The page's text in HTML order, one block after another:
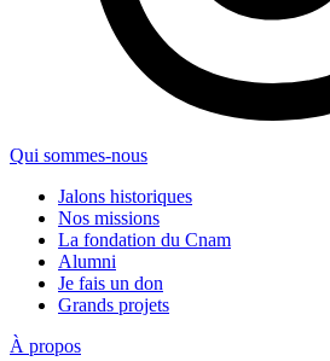
Qui sommes-nous
Jalons historiques
Nos missions
La fondation du Cnam
Alumni
Je fais un don
Grands projets
À propos